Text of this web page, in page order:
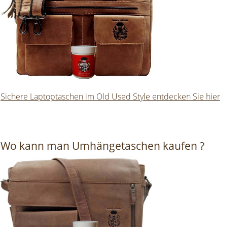
Sichere Laptoptaschen im Old Used Style entdecken Sie hier
Wo kann man Umhängetaschen kaufen ?